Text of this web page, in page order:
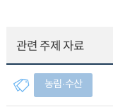
관련 주제 자료
농림∙수산